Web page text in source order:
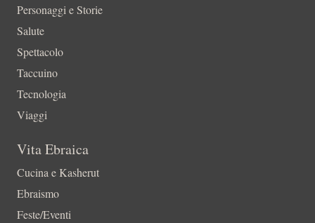
Personaggi e Storie
Salute
Spettacolo
Taccuino
Tecnologia
Viaggi
Vita Ebraica
Cucina e Kasherut
Ebraismo
Feste/Eventi